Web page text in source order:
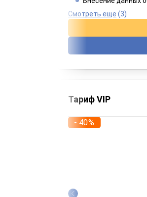
Смотреть еще (3)
Тариф VIP
- 40%